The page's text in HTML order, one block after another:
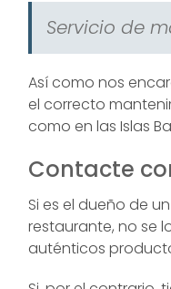
Servicio de
Así como nos
el correcto
como en las Islas
Contacte
Si es el dueño de un
restaurante, no se
auténticos